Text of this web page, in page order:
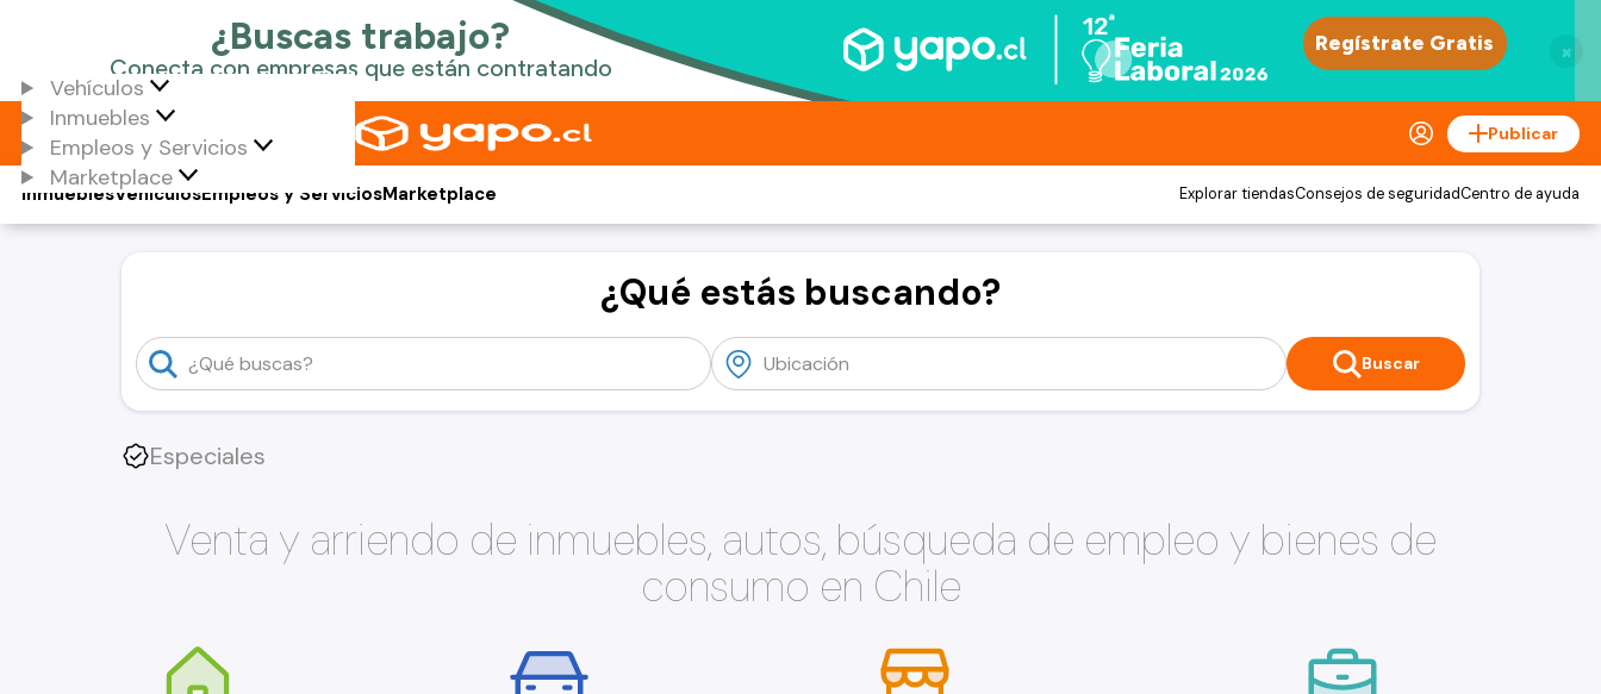
×
Vehículos
Inmuebles
Empleos y Servicios
Marketplace
Publicar
Vehículos
Inmuebles Empleos y ServiciosMarketplace Explorar tiendasConsejos de seguridadCentro de ayuda
¿Qué estás buscando?
Buscar
Especiales
Venta y arriendo de inmuebles, autos, búsqueda de empleo y bienes de
consumo en Chile